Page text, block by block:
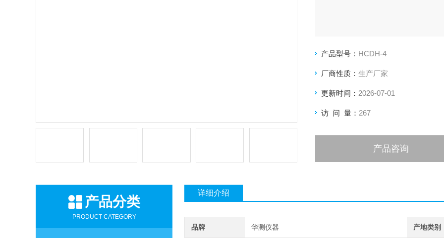
产品型号： HCDH-4
厂商性质： 生产厂家
更新时间： 2026-07-01
访 问 量： 267
产品咨询
产品分类
PRODUCT CATEGORY
详细介绍
品牌 华测仪器 产地类别